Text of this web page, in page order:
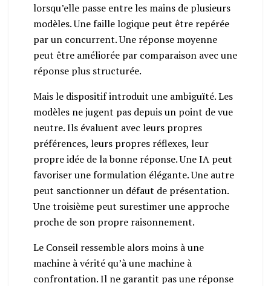
lorsqu’elle passe entre les mains de plusieurs
modèles. Une faille logique peut être repérée
par un concurrent. Une réponse moyenne
peut être améliorée par comparaison avec une
réponse plus structurée.
Mais le dispositif introduit une ambiguïté. Les
modèles ne jugent pas depuis un point de vue
neutre. Ils évaluent avec leurs propres
préférences, leurs propres réflexes, leur
propre idée de la bonne réponse. Une IA peut
favoriser une formulation élégante. Une autre
peut sanctionner un défaut de présentation.
Une troisième peut surestimer une approche
proche de son propre raisonnement.
Le Conseil ressemble alors moins à une
machine à vérité qu’à une machine à
confrontation. Il ne garantit pas une réponse